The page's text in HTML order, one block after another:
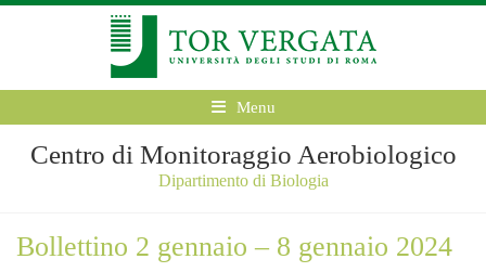
Menu
Centro di Monitoraggio Aerobiologico
Dipartimento di Biologia
Bollettino 2 gennaio – 8 gennaio 2024